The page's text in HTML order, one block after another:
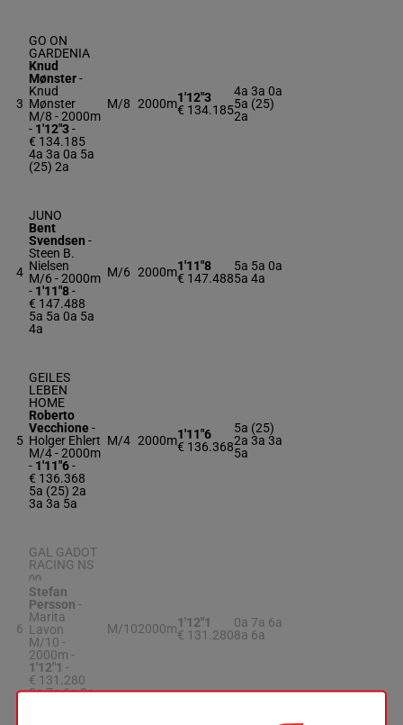
3
GO ON
GARDENIA
Knud
Mønster-
Knud
Mønster
M/8 - 2000m
- 1'12"3-
€ 134.185
4a 3a 0a 5a
(25) 2a
M/8 2000m1'12"3
€ 134.185
4a 3a 0a
5a (25)
2a
4
JUNO
Bent
Svendsen -
Steen B.
Nielsen
M/6 - 2000m
- 1'11"8-
€ 147.488
5a 5a 0a 5a
4a
M/6 2000m1'11"8
€ 147.488
5a 5a 0a
5a 4a
5
GEILES
LEBEN
HOME
Roberto
Vecchione-
Holger Ehlert
M/4 - 2000m
- 1'11"6-
€ 136.368
5a (25) 2a
3a 3a 5a
M/4 2000m1'11"6
€ 136.368
5a (25)
2a 3a 3a
5a
6
GAL GADOT
RACING NS
Stefan
Persson -
Marita
Lavon
M/10 -
2000m -
1'12"1 -
€ 131.280
0a 7a 6a 8a
M/102000m1'12"1
€ 131.280
0a 7a 6a
8a 6a